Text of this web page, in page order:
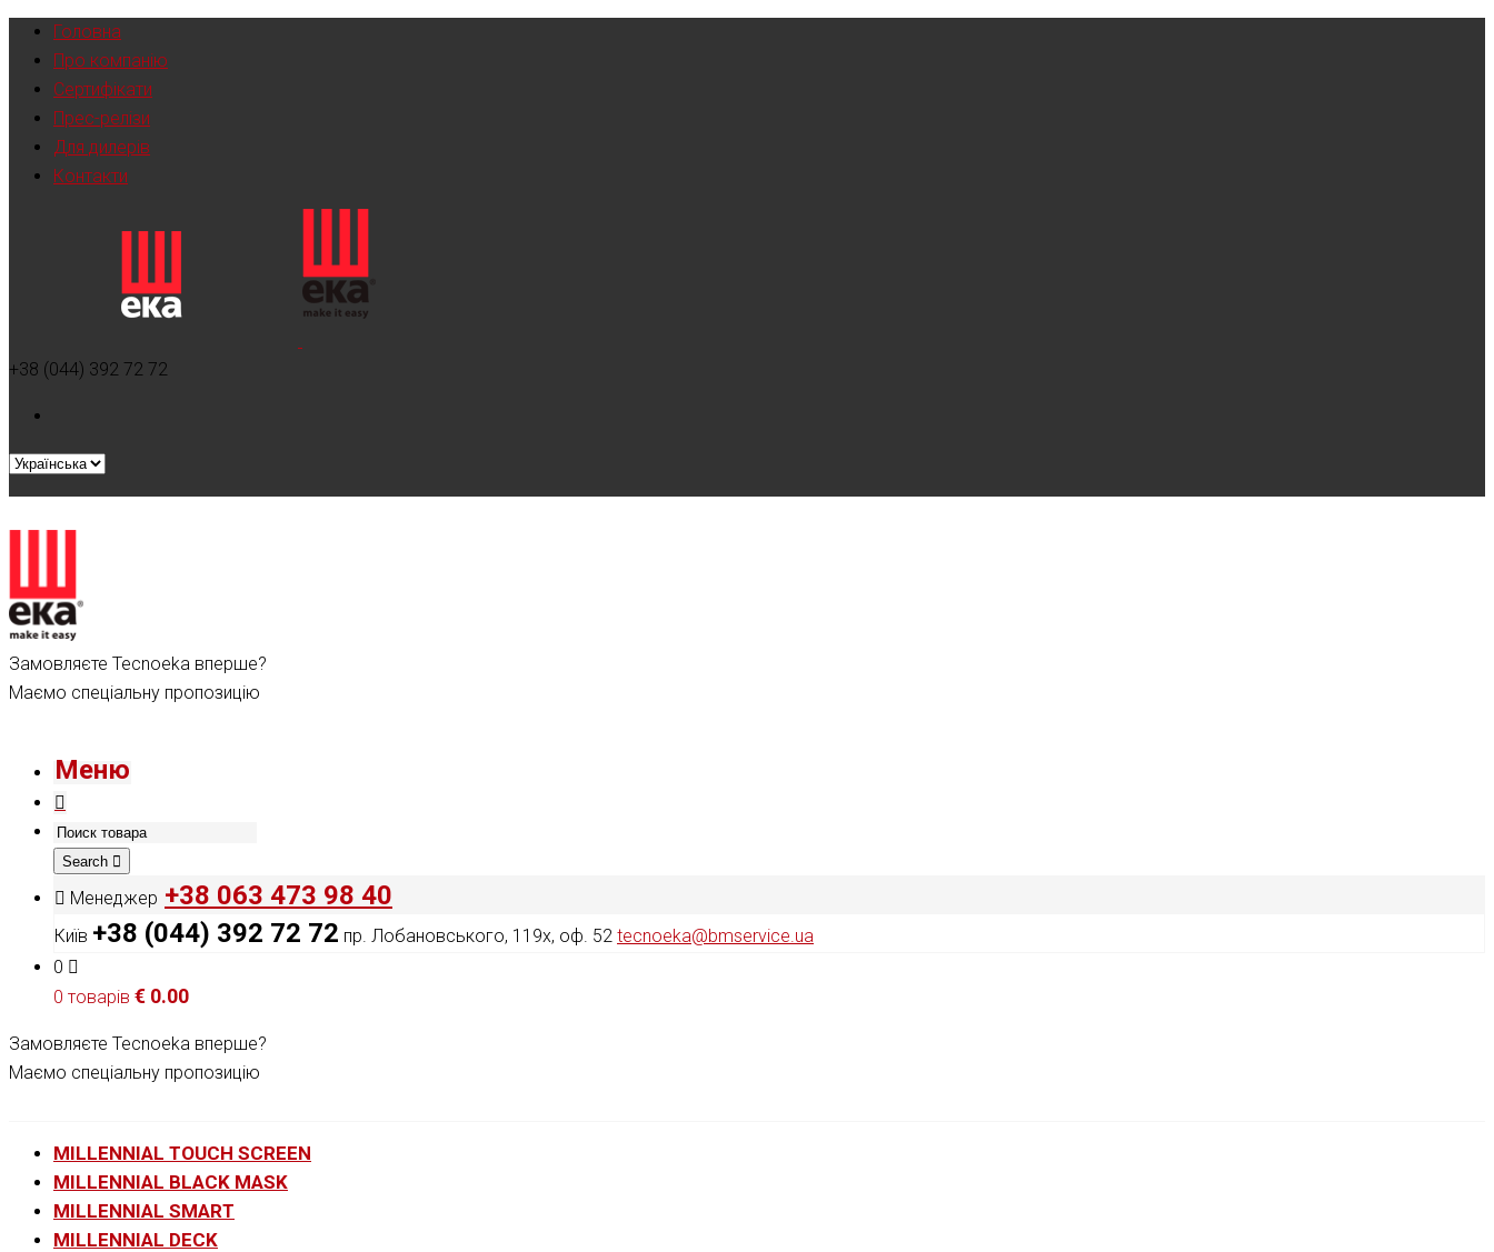
Головна
Про компанію
Сертифікати
Прес-релізи
Для дилерів
Контакти
+38 (044) 392 72 72
Замовляєте Tecnoeka вперше?
Маємо спеціальну пропозицію
Меню
Search
Менеджер +38 063 473 98 40
Київ +38 (044) 392 72 72 пр. Лобановського, 119х, оф. 52 tecnoeka@bmservice.ua
0
0 товарів € 0.00
Замовляєте Tecnoeka вперше?
Маємо спеціальну пропозицію
MILLENNIAL TOUCH SCREEN
MILLENNIAL BLACK MASK
MILLENNIAL SMART
MILLENNIAL DECK